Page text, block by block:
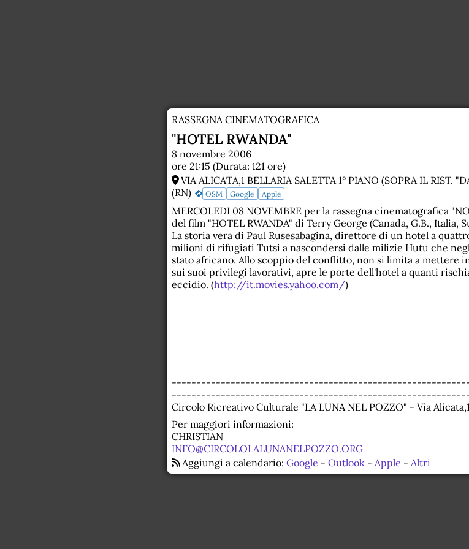
RASSEGNA CINEMATOGRAFICA
"HOTEL RWANDA"
8 novembre 2006
ore 21:15 (Durata: 121 ore)
VIA ALICATA,1 BELLARIA SALETTA 1° PIANO (SOPRA IL RIST.
(RN)
OSM Google Apple
MERCOLEDI 08 NOVEMBRE per la rassegna cinematografica
del film "HOTEL RWANDA" di Terry George (Canada, G.B., Italia,
La storia vera di Paul Rusesabagina, direttore di un hotel a
milioni di rifugiati Tutsi a nascondersi dalle milizie Hutu che
stato africano. Allo scoppio del conflitto, non si limita a mettere
sui suoi privilegi lavorativi, apre le porte dell'hotel a quanti
eccidio. (http://it.movies.yahoo.com/)
Circolo Ricreativo Culturale "LA LUNA NEL POZZO" - Via
Per maggiori informazioni:
CHRISTIAN
INFO@CIRCOLOLALUNANELPOZZO.ORG
Aggiungi a calendario: Google - Outlook- Apple - Altri